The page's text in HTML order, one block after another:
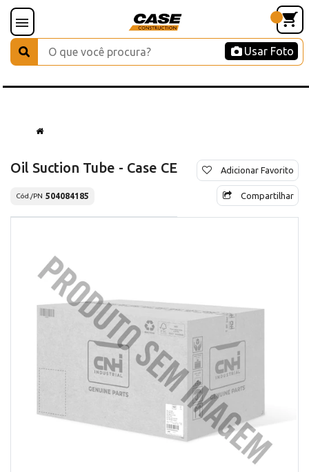
Usar Foto
Oil Suction Tube - Case CE
Cód./PN 504084185
Adicionar Favorito
Compartilhar